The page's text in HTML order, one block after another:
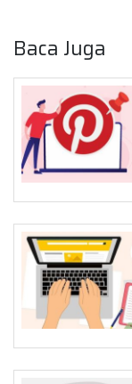
Baca Juga